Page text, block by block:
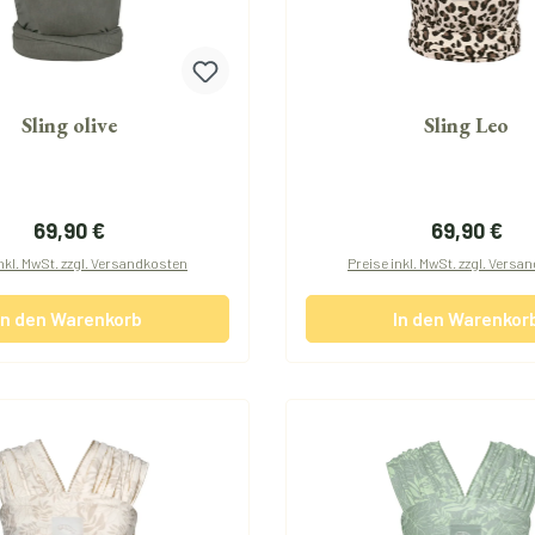
Sling olive
Regulärer Preis:
69,90 €
MwSt. zzgl. Versandkosten
den Warenkorb
Sling Leo
Regulärer
69,90 €
Preise inkl. MwSt. zzgl.
In den